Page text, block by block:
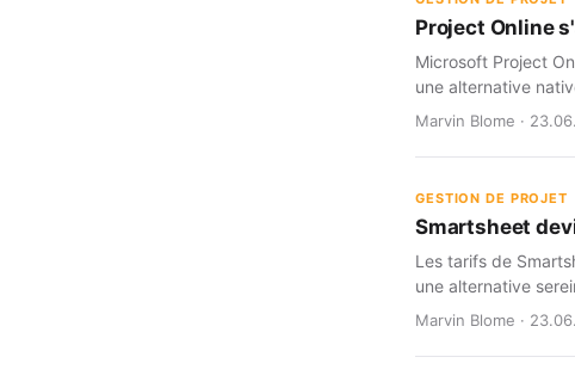
Project Online
Microsoft Project
une alternative
Marvin Blome ·
GESTION DE PROJET
Smartsheet
Les tarifs de
une alternative
Marvin Blome ·